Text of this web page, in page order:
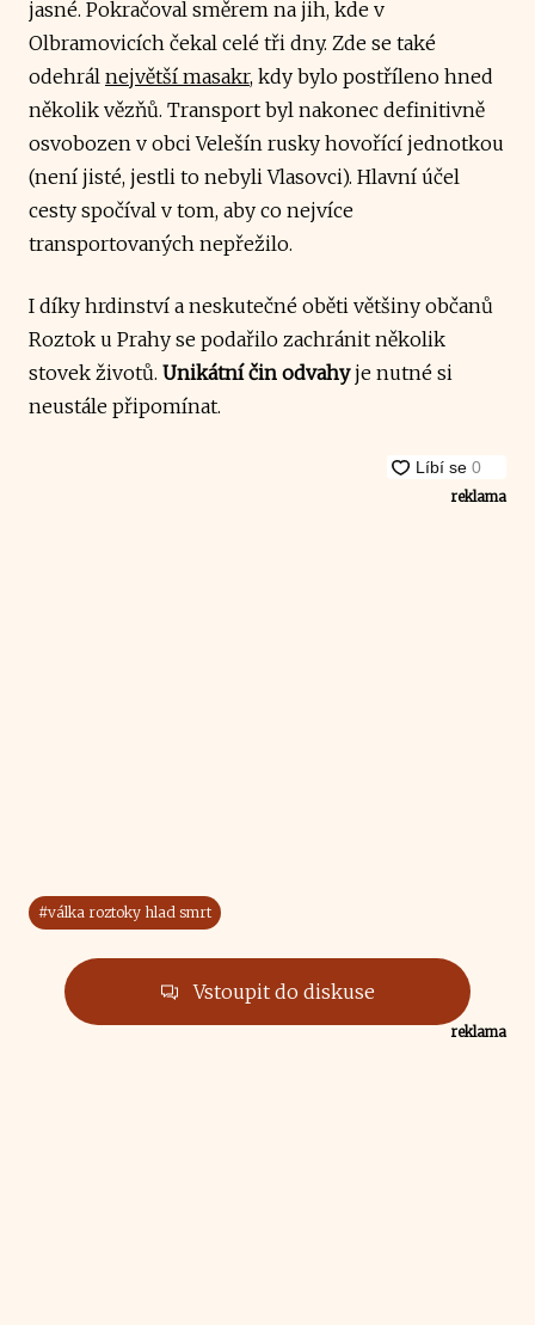
jasné. Pokračoval směrem na jih, kde v
Olbramovicích čekal celé tři dny. Zde se také
odehrál největší masakr, kdy bylo postříleno hned
několik vězňů. Transport byl nakonec definitivně
osvobozen v obci Velešín rusky hovořící jednotkou
(není jisté, jestli to nebyli Vlasovci). Hlavní účel
cesty spočíval v tom, aby co nejvíce
transportovaných nepřežilo.
I díky hrdinství a neskutečné oběti většiny občanů
Roztok u Prahy se podařilo zachránit několik
stovek životů. Unikátní čin odvahyje nutné si
neustále připomínat.
reklama
#válka roztoky hlad smrt
Vstoupit do diskuse
reklama